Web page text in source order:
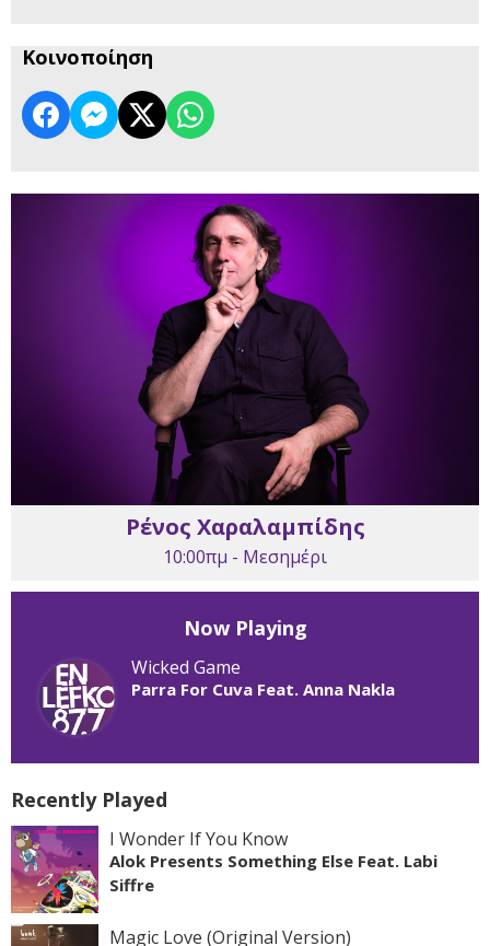
Κοινοποίηση
Ρένος Χαραλαμπίδης
10:00πμ - Μεσημέρι
Now Playing
Wicked Game
Parra For Cuva Feat. Anna Nakla
Recently Played
I Wonder If You Know
Alok Presents Something Else Feat. Labi
Siffre
Magic Love (Original Version)